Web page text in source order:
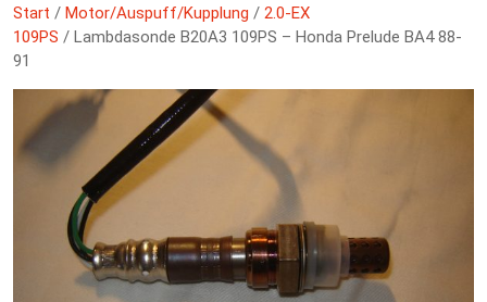
Start / Motor/Auspuff/Kupplung / 2.0-EX
109PS / Lambdasonde B20A3 109PS – Honda Prelude BA4 88-
91